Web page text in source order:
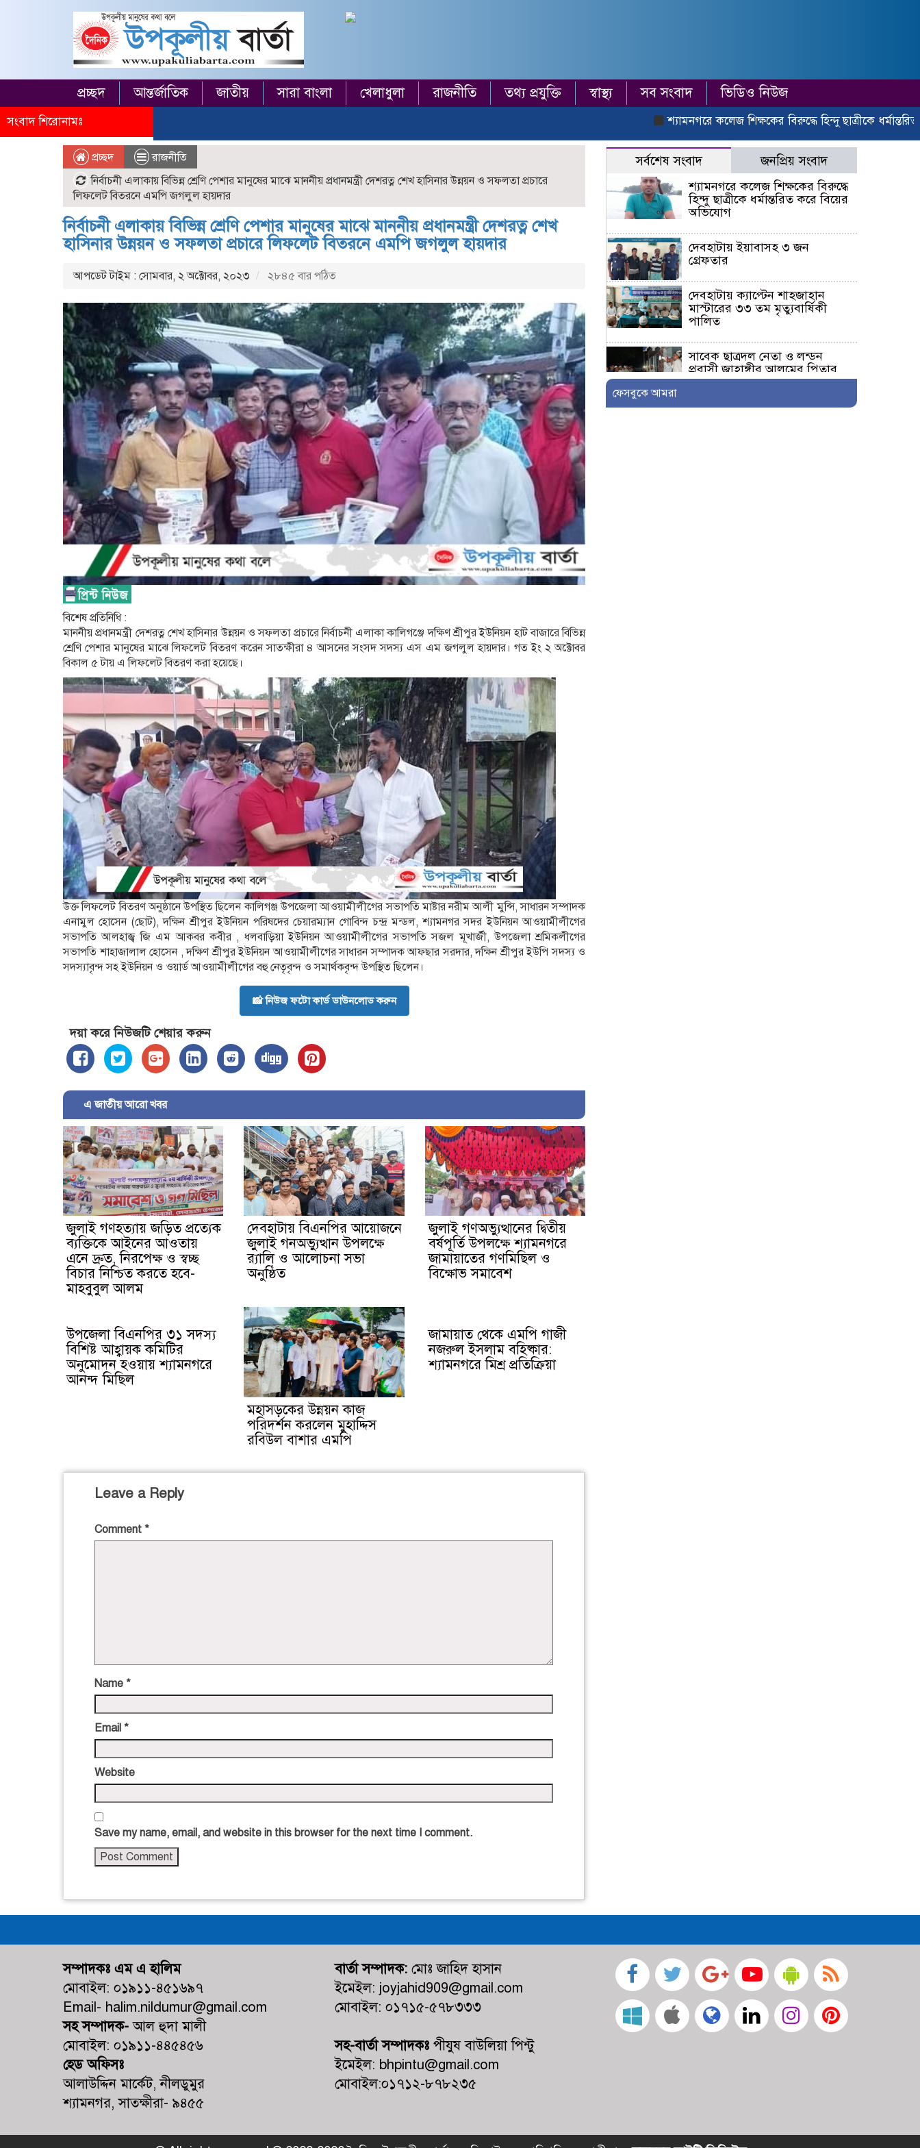
প্রচ্ছদ আন্তর্জাতিক জাতীয় সারা বাংলা খেলাধুলা রাজনীতি তথ্য প্রযুক্তি স্বাস্থ্য সব সংবাদ ভিডিও নিউজ
সংবাদ শিরোনামঃ শ্যামনগরে কলেজ শিক্ষকের বিরুদ্ধে হিন্দু ছাত্রীকে ধর্মান্তরিত করে
প্রচ্ছদ
রাজনীতি
নির্বাচনী এলাকায় বিভিন্ন শ্রেণি পেশার মানুষের মাঝে মাননীয় প্রধানমন্ত্রী দেশরত্ন শেখ হাসিনার উন্নয়ন ও সফলতা প্রচারে
লিফলেট বিতরনে এমপি জগলুল হায়দার
নির্বাচনী এলাকায় বিভিন্ন শ্রেণি পেশার মানুষের মাঝে মাননীয় প্রধানমন্ত্রী দেশরত্ন শেখ
হাসিনার উন্নয়ন ও সফলতা প্রচারে লিফলেট বিতরনে এমপি জগলুল হায়দার
আপডেট টাইম : সোমবার, ২ অক্টোবর, ২০২৩ ২৮৪৫ বার পঠিত
বিশেষ প্রতিনিধি :
মাননীয় প্রধানমন্ত্রী দেশরত্ন শেখ হাসিনার উন্নয়ন ও সফলতা প্রচারে নির্বাচনী এলাকা কালিগঞ্জে দক্ষিণ শ্রীপুর ইউনিয়ন হাট বাজারে বিভিন্ন
শ্রেণি পেশার মানুষের মাঝে লিফলেট বিতরণ করেন সাতক্ষীরা ৪ আসনের সংসদ সদস্য এস এম জগলুল হায়দার। গত ইং ২ অক্টোবর
বিকাল ৫ টায় এ লিফলেট বিতরণ করা হয়েছে।
উক্ত লিফলেট বিতরণ অনুষ্ঠানে উপস্থিত ছিলেন কালিগঞ্জ উপজেলা আওয়ামীলীগের সভাপতি মাষ্টার নরীম আলী মুন্সি, সাধারন সম্পাদক
এনামুল হোসেন (ছোট), দক্ষিন শ্রীপুর ইউনিয়ন পরিষদের চেয়ারম্যান গোবিন্দ চন্দ্র মন্ডল, শ্যামনগর সদর ইউনিয়ন আওয়ামীলীগের
সভাপতি আলহাজ্ব জি এম আকবর কবীর , ধলবাড়িয়া ইউনিয়ন আওয়ামীলীগের সভাপতি সজল মূখার্জী, উপজেলা শ্রমিকলীগের
সভাপতি শাহাজালাল হোসেন , দক্ষিণ শ্রীপুর ইউনিয়ন আওয়ামীলীগের সাধারন সম্পাদক আফছার সরদার, দক্ষিন শ্রীপুর ইউপি সদস্য ও
সদস্যাবৃন্দ সহ ইউনিয়ন ও ওয়ার্ড আওয়ামীলীগের বহু নেতৃবৃন্দ ও সমার্থকবৃন্দ উপস্থিত ছিলেন।
📸 নিউজ ফটো কার্ড ডাউনলোড করুন
দয়া করে নিউজটি শেয়ার করুন
এ জাতীয় আরো খবর
জুলাই গণহত্যায় জড়িত প্রত্যেক
ব্যক্তিকে আইনের আওতায়
এনে দ্রুত, নিরপেক্ষ ও স্বচ্ছ
বিচার নিশ্চিত করতে হবে-
মাহবুবুল আলম
দেবহাটায় বিএনপির আয়োজনে
জুলাই গনঅভ্যুত্থান উপলক্ষে
র‍্যালি ও আলোচনা সভা
অনুষ্ঠিত
জুলাই গণঅভ্যুত্থানের দ্বিতীয়
বর্ষপূর্তি উপলক্ষে শ্যামনগরে
জামায়াতের গণমিছিল ও
বিক্ষোভ সমাবেশ
উপজেলা বিএনপির ৩১ সদস্য
বিশিষ্ট আহ্বায়ক কমিটির
অনুমোদন হওয়ায় শ্যামনগরে
আনন্দ মিছিল
মহাসড়কের উন্নয়ন কাজ
পরিদর্শন করলেন মুহাদ্দিস
রবিউল বাশার এমপি
জামায়াত থেকে এমপি গাজী
নজরুল ইসলাম বহিষ্কার:
শ্যামনগরে মিশ্র প্রতিক্রিয়া
Leave a Reply
Comment *
Name *
Email *
Website
Save my name, email, and website in this browser for the next time I comment.
সর্বশেষ সংবাদ জনপ্রিয় সংবাদ
শ্যামনগরে কলেজ শিক্ষকের বিরুদ্ধে
হিন্দু ছাত্রীকে ধর্মান্তরিত করে বিয়ের
অভিযোগ
দেবহাটায় ইয়াবাসহ ৩ জন
গ্রেফতার
দেবহাটায় ক্যাপ্টেন শাহজাহান
মাস্টারের ৩৩ তম মৃত্যুবার্ষিকী
পালিত
সাবেক ছাত্রদল নেতা ও লন্ডন
প্রবাসী জাহাঙ্গীর আলমের পিতার
দাফন সম্পন্ন
ফেসবুকে আমরা
সম্পাদকঃ এম এ হালিম
মোবাইল: ০১৯১১-৪৫১৬৯৭
Email- halim.nildumur@gmail.com
সহ সম্পাদক- আল হুদা মালী
মোবাইল: ০১৯১১-৪৪৫৪৫৬
হেড অফিসঃ
আলাউদ্দিন মার্কেট, নীলডুমুর
শ্যামনগর, সাতক্ষীরা- ৯৪৫৫
বার্তা সম্পাদক:মোঃ জাহিদ হাসান
ইমেইল: joyjahid909@gmail.com
মোবাইল: ০১৭১৫-৫৭৮৩৩৩
সহ-বার্তা সম্পাদকঃপীযুষ বাউলিয়া পিন্টু
ইমেইল: bhpintu@gmail.com
মোবাইল:০১৭১২-৮৭৮২৩৫